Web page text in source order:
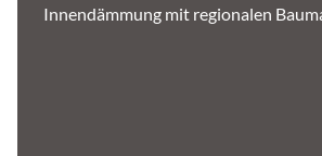
Innendämmung mit regionalen